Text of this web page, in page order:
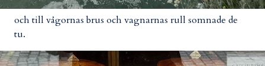
och till vågornas brus och vagnarnas rull somnade de
tu.